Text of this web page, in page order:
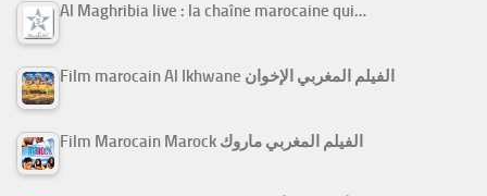
Al Maghribia live : la chaîne marocaine qui…
Film marocain Al Ikhwane الفيلم المغربي الإخوان
Film Marocain Marock الفيلم المغربي ماروك